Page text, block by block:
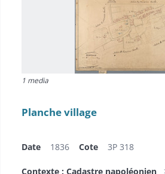
1 media
Planche village
Date 1836 Cote 3P 318
Contexte : Cadastre napoléonien